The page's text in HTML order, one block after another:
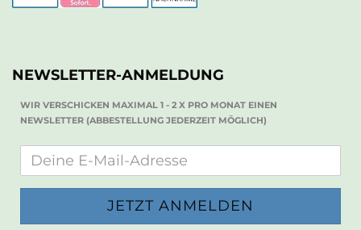
NEWSLETTER-ANMELDUNG
WIR VERSCHICKEN MAXIMAL 1 - 2 X PRO MONAT EINEN
NEWSLETTER (ABBESTELLUNG JEDERZEIT MÖGLICH)